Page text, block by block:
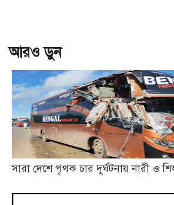
আরও ড়ুন
সারা দেশে পৃথক চার দুর্ঘটনায় নারী ও